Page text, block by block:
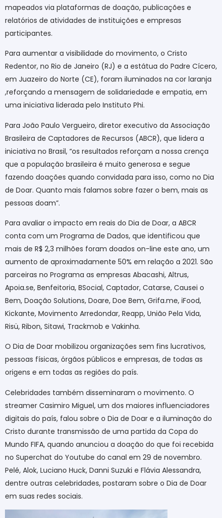
mapeados via plataformas de doação, publicações e
relatórios de atividades de instituições e empresas
participantes.
Para aumentar a visibilidade do movimento, o Cristo
Redentor, no Rio de Janeiro (RJ) e a estátua do Padre Cícero,
em Juazeiro do Norte (CE), foram iluminados na cor laranja
,reforçando a mensagem de solidariedade e empatia, em
uma iniciativa liderada pelo Instituto Phi.
Para João Paulo Vergueiro, diretor executivo da Associação
Brasileira de Captadores de Recursos (ABCR), que lidera a
iniciativa no Brasil, “os resultados reforçam a nossa crença
que a população brasileira é muito generosa e segue
fazendo doações quando convidada para isso, como no Dia
de Doar. Quanto mais falamos sobre fazer o bem, mais as
pessoas doam”.
Para avaliar o impacto em reais do Dia de Doar, a ABCR
conta com um Programa de Dados, que identificou que
mais de R$ 2,3 milhões foram doados on-line este ano, um
aumento de aproximadamente 50% em relação a 2021. São
parceiras no Programa as empresas Abacashi, Altrus,
Apoia.se, Benfeitoria, BSocial, Captador, Catarse, Causei o
Bem, Doação Solutions, Doare, Doe Bem, Grifa.me, iFood,
Kickante, Movimento Arredondar, Reapp, União Pela Vida,
Risü, Ribon, Sitawi, Trackmob e Vakinha.
O Dia de Doar mobilizou organizações sem fins lucrativos,
pessoas físicas, órgãos públicos e empresas, de todas as
origens e em todas as regiões do país.
Celebridades também disseminaram o movimento. O
streamer Casimiro Miguel, um dos maiores influenciadores
digitais do país, falou sobre o Dia de Doar e a iluminação do
Cristo durante transmissão de uma partida da Copa do
Mundo FIFA, quando anunciou a doação do que foi recebida
no Superchat do Youtube do canal em 29 de novembro.
Pelé, Alok, Luciano Huck, Danni Suzuki e Flávia Alessandra,
dentre outras celebridades, postaram sobre o Dia de Doar
em suas redes sociais.